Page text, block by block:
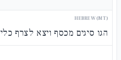
HEBREW (MT)
הגו סיגים מכסף ויצא לצרף כלי